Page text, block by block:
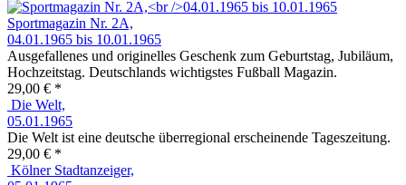
Sportmagazin Nr. 2A,
04.01.1965 bis 10.01.1965
Ausgefallenes und originelles Geschenk zum Geburtstag, Jubiläum,
Hochzeitstag. Deutschlands wichtigstes Fußball Magazin.
29,00 € *
Die Welt,
05.01.1965
Die Welt ist eine deutsche überregional erscheinende Tageszeitung.
29,00 € *
Kölner Stadtanzeiger,